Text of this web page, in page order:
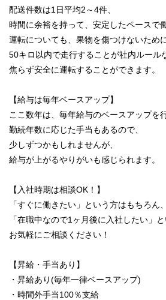
配送件数は1日平均2～4件、
時間に余裕を持って、安定したペースで
運転についても、果物を傷つけないため
50キロ以内で走行することが社内ルール
焦らず安全に運転することができます。
【給与は毎年ベースアップ】
ここ数年は、毎年給与のベースアップを
勤続年数に応じた手当もあるので、
少しずつかもしれませんが、
給与が上がるやりがいも感じられます。
【入社時期は相談OK！】
「すぐに働きたい」という方はもちろん、
「在職中なので1ヶ月後に入社したい」
お気軽にご相談ください！
【昇給・手当あり】
・昇給あり(毎年一律ベースアップ)
・時間外手当100％支給